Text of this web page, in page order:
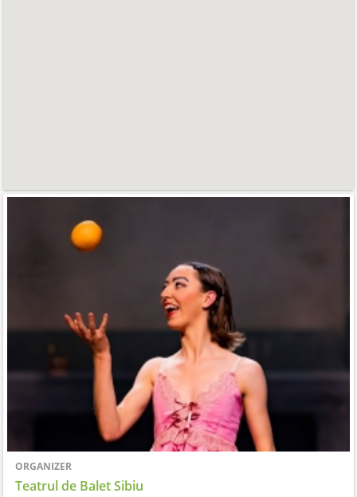
ORGANIZER
Teatrul de Balet Sibiu